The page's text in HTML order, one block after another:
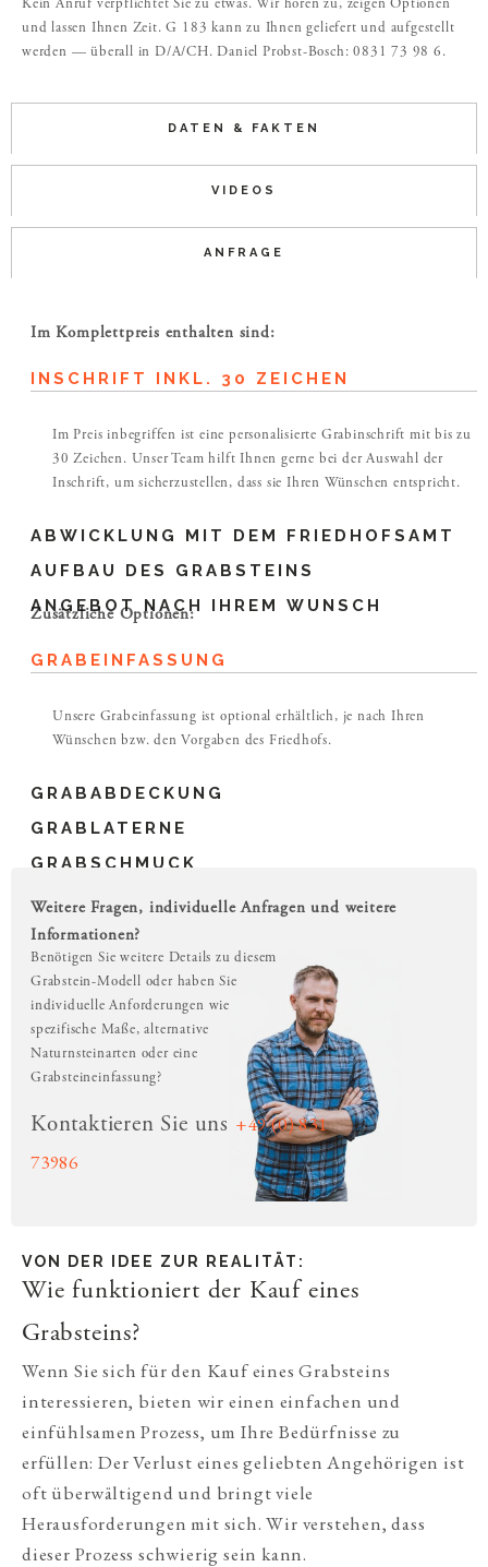
DATEN & FAKTEN
VIDEOS
ANFRAGE
Kein Anruf verpflichtet Sie zu etwas. Wir hören zu, zeigen Optionen
und lassen Ihnen Zeit. G 183 kann zu Ihnen geliefert und aufgestellt
werden — überall in D/A/CH. Daniel Probst-Bosch: 0831 73 98 6.
Im Komplettpreis enthalten sind:
INSCHRIFT INKL. 30 ZEICHEN
ABWICKLUNG MIT DEM FRIEDHOFSAMT
AUFBAU DES GRABSTEINS
ANGEBOT NACH IHREM WUNSCH
Im Preis inbegriffen ist eine personalisierte Grabinschrift mit bis zu
30 Zeichen. Unser Team hilft Ihnen gerne bei der Auswahl der
Inschrift, um sicherzustellen, dass sie Ihren Wünschen entspricht.
Zusätzliche Optionen:
GRABEINFASSUNG
GRABABDECKUNG
GRABLATERNE
GRABSCHMUCK
Unsere Grabeinfassung ist optional erhältlich, je nach Ihren
Wünschen bzw. den Vorgaben des Friedhofs.
Weitere Fragen, individuelle Anfragen und weitere
Informationen?
Benötigen Sie weitere Details zu diesem
Grabstein-Modell oder haben Sie
individuelle Anforderungen wie
spezifische Maße, alternative
Naturnsteinarten oder eine
Grabsteineinfassung?
Kontaktieren Sie uns +49 (0) 831
73986
VON DER IDEE ZUR REALITÄT:
Wie funktioniert der Kauf eines
Grabsteins?
Wenn Sie sich für den Kauf eines Grabsteins
interessieren, bieten wir einen einfachen und
einfühlsamen Prozess, um Ihre Bedürfnisse zu
erfüllen: Der Verlust eines geliebten Angehörigen ist
oft überwältigend und bringt viele
Herausforderungen mit sich. Wir verstehen, dass
dieser Prozess schwierig sein kann.